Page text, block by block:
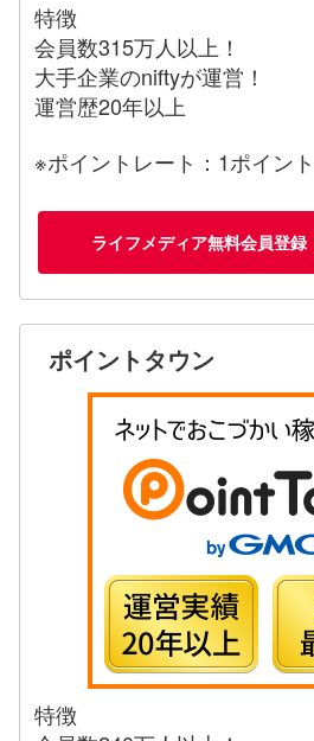
特徴
会員数315万人以上！
大手企業のniftyが運営！
運営歴20年以上
※ポイントレート：1ポイン
ライフメディア無料会員登録
ポイントタウン
特徴